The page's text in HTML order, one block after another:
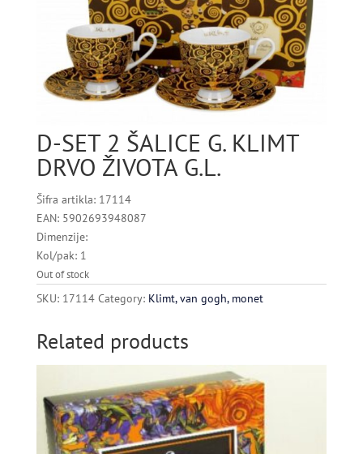
D-SET 2 ŠALICE G. KLIMT
DRVO ŽIVOTA G.L.
Šifra artikla: 17114
EAN: 5902693948087
Dimenzije:
Kol/pak: 1
Out of stock
SKU: 17114 Category: Klimt, van gogh, monet
Related products